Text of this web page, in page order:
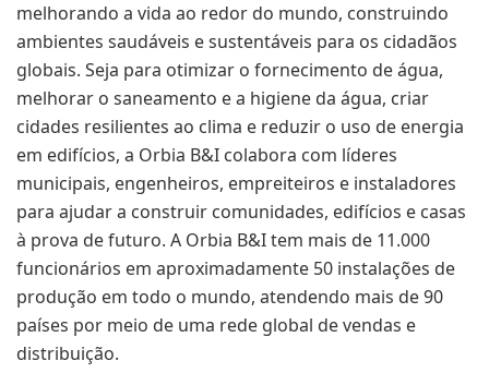
melhorando a vida ao redor do mundo, construindo
ambientes saudáveis e sustentáveis para os cidadãos
globais. Seja para otimizar o fornecimento de água,
melhorar o saneamento e a higiene da água, criar
cidades resilientes ao clima e reduzir o uso de energia
em edifícios, a Orbia B&I colabora com líderes
municipais, engenheiros, empreiteiros e instaladores
para ajudar a construir comunidades, edifícios e casas
à prova de futuro. A Orbia B&I tem mais de 11.000
funcionários em aproximadamente 50 instalações de
produção em todo o mundo, atendendo mais de 90
países por meio de uma rede global de vendas e
distribuição.